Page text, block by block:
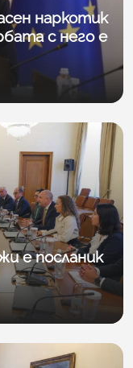
наркотик
с него е
е посланик